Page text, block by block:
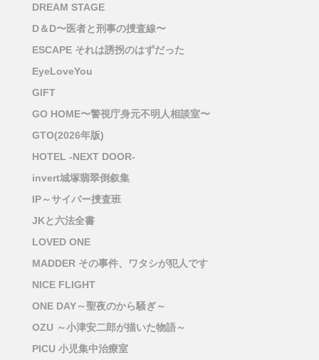
DREAM STAGE
D＆D〜医者と刑事の捜査線〜
ESCAPE それは誘拐のはずだった
EyeLoveYou
GIFT
GO HOME〜警視庁身元不明人相談室〜
GTO(2026年版)
HOTEL -NEXT DOOR-
invert城塚翡翠倒叙集
IP～サイバー捜査班
JKと六法全書
LOVED ONE
MADDER その事件、ワタシが犯人です
NICE FLIGHT
ONE DAY～聖夜のから騒ぎ～
OZU ～小津安二郎が描いた物語～
PICU 小児集中治療室